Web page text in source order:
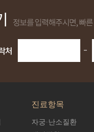
진료항목
자궁·난소질환